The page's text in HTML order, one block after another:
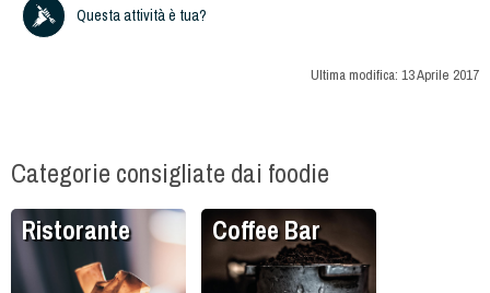
Questa attività è tua?
Ultima modifica: 13 Aprile 2017
Categorie consigliate dai foodie
Ristorante Coffee Bar